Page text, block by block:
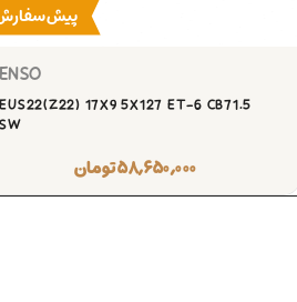
17X9 5X127 ET-6 CB71.5
۵۸,۶۵۰,۰۰۰تومان